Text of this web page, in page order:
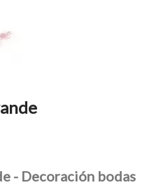
- Decoración bodas